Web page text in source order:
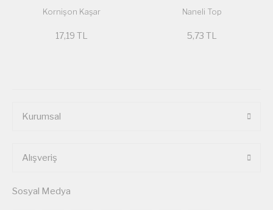
Kornişon Kaşar
17,19 TL
Naneli Top
5,73 TL
Kurumsal
Alışveriş
Sosyal Medya